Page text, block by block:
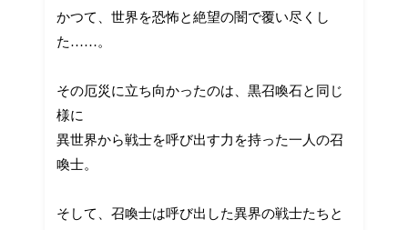
かつて、世界を恐怖と絶望の闇で覆い尽くし
た……。
その厄災に立ち向かったのは、黒召喚石と同じ
様に
異世界から戦士を呼び出す力を持った一人の召
喚士。
そして、召喚士は呼び出した異界の戦士たちと